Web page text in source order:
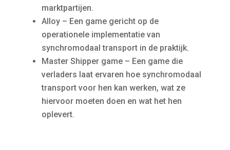
marktpartijen.
Alloy – Een game gericht op de
operationele implementatie van
synchromodaal transport in de praktijk.
Master Shipper game – Een game die
verladers laat ervaren hoe synchromodaal
transport voor hen kan werken, wat ze
hiervoor moeten doen en wat het hen
oplevert.